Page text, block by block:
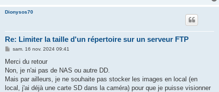
Dionysos70
Re: Limiter la taille d'un répertoire sur un serveur FTP
M
s
a
g
sam. 16 nov. 2024 09:41
Merci du retour
Non, je n'ai pas de NAS ou autre DD.
Mais par ailleurs, je ne souhaite pas stocker les images en local (en
local, j'ai déjà une carte SD dans la caméra) pour que je puisse visionner